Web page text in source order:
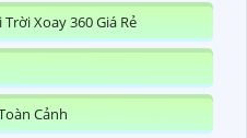
Xoay 360 Giá Rẻ
Cảnh